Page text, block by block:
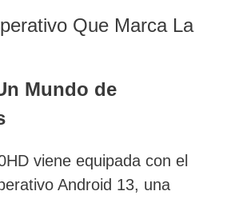
Que Marca La
Mundo de
viene equipada con el
Android 13, una